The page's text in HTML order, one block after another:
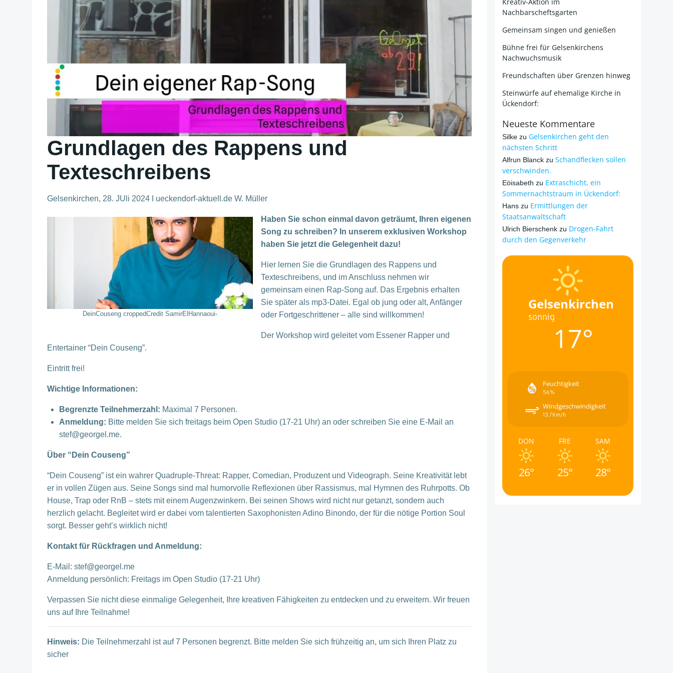
Grundlagen des Rappens und
Texteschreibens
Gelsenkirchen, 28. JUli 2024 I ueckendorf-aktuell.de W. Müller
DeinCouseng croppedCredit SamirElHannaoui-
Haben Sie schon einmal davon geträumt, Ihren eigenen
Song zu schreiben? In unserem exklusiven Workshop
haben Sie jetzt die Gelegenheit dazu!
Hier lernen Sie die Grundlagen des Rappens und
Texteschreibens, und im Anschluss nehmen wir
gemeinsam einen Rap-Song auf. Das Ergebnis erhalten
Sie später als mp3-Datei. Egal ob jung oder alt, Anfänger
oder Fortgeschrittener – alle sind willkommen!
Der Workshop wird geleitet vom Essener Rapper und
Entertainer “Dein Couseng”.
Eintritt frei!
Wichtige Informationen:
Begrenzte Teilnehmerzahl: Maximal 7 Personen.
Anmeldung: Bitte melden Sie sich freitags beim Open Studio (17-21 Uhr) an oder schreiben Sie eine E-Mail an
stef@georgel.me.
Über “Dein Couseng”
“Dein Couseng” ist ein wahrer Quadruple-Threat: Rapper, Comedian, Produzent und Videograph. Seine Kreativität lebt
er in vollen Zügen aus. Seine Songs sind mal humorvolle Reflexionen über Rassismus, mal Hymnen des Ruhrpotts. Ob
House, Trap oder RnB – stets mit einem Augenzwinkern. Bei seinen Shows wird nicht nur getanzt, sondern auch
herzlich gelacht. Begleitet wird er dabei vom talentierten Saxophonisten Adino Binondo, der für die nötige Portion Soul
sorgt. Besser geht’s wirklich nicht!
Kontakt für Rückfragen und Anmeldung:
E-Mail: stef@georgel.me
Anmeldung persönlich: Freitags im Open Studio (17-21 Uhr)
Verpassen Sie nicht diese einmalige Gelegenheit, Ihre kreativen Fähigkeiten zu entdecken und zu erweitern. Wir freuen
uns auf Ihre Teilnahme!
Hinweis: Die Teilnehmerzahl ist auf 7 Personen begrenzt. Bitte melden Sie sich frühzeitig an, um sich Ihren Platz zu
sicher
Nachbarscheftsgarten
Gemeinsam singen und genießen
Bühne frei für Gelsenkirchens
Nachwuchsmusik
Freundschaften über Grenzen hinweg
Steinwürfe auf ehemalige Kirche in
Ückendorf:
Neueste Kommentare
Silke zu Gelsenkirchen geht den
nächsten Schritt
Alfrun Blanck zu Schandflecken sollen
verschwinden.
Eöisabeth zu Extraschicht, ein
Sommernachtstraum in Ückendorf:
Hans zu Ermittlungen der
Staatsanwaltschaft
Ulrich Bierschenk zu Drogen-Fahrt
durch den Gegenverkehr
Gelsenkirchen
sonnig
17°
Feuchtigkeit
56%
Windgeschwindigkeit
13.7Km/h
DON
26°
FRE
25°
SAM
28°